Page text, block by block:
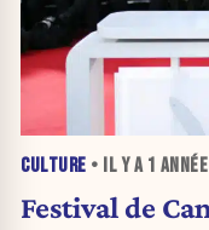
CULTURE • IL Y A 1 ANNÉE
Festival de